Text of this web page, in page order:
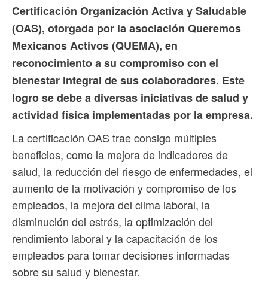
Certificación Organización Activa y Saludable
(OAS), otorgada por la asociación Queremos
Mexicanos Activos (QUEMA), en
reconocimiento a su compromiso con el
bienestar integral de sus colaboradores. Este
logro se debe a diversas iniciativas de salud y
actividad física implementadas por la empresa.
La certificación OAS trae consigo múltiples
beneficios, como la mejora de indicadores de
salud, la reducción del riesgo de enfermedades, el
aumento de la motivación y compromiso de los
empleados, la mejora del clima laboral, la
disminución del estrés, la optimización del
rendimiento laboral y la capacitación de los
empleados para tomar decisiones informadas
sobre su salud y bienestar.